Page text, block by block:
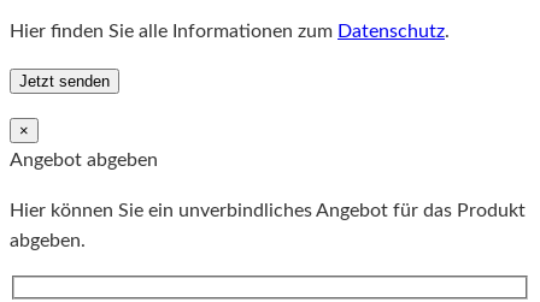
Hier finden Sie alle Informationen zum Datenschutz.
×
Angebot abgeben
Hier können Sie ein unverbindliches Angebot für das Produkt
abgeben.